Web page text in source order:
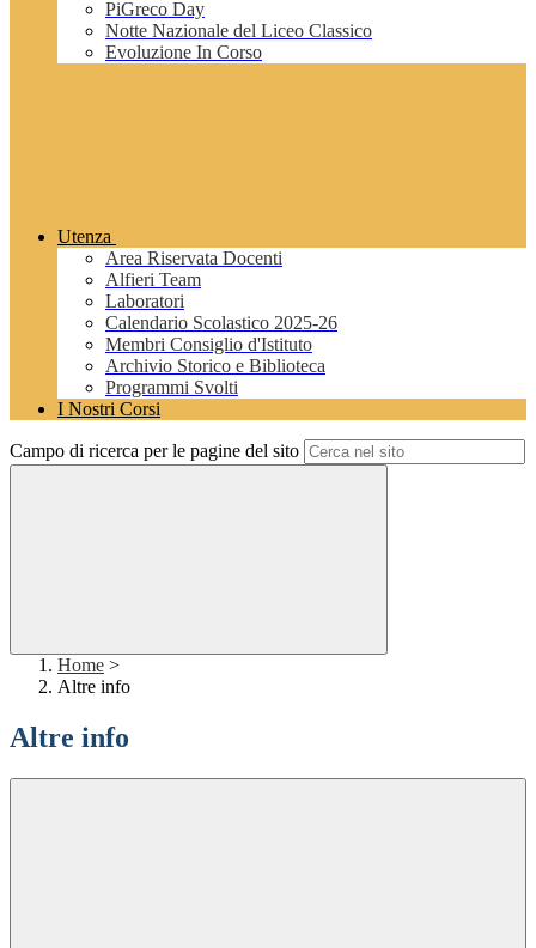
PiGreco Day
Notte Nazionale del Liceo Classico
Evoluzione In Corso
Utenza
Area Riservata Docenti
Alfieri Team
Laboratori
Calendario Scolastico 2025-26
Membri Consiglio d'Istituto
Archivio Storico e Biblioteca
Programmi Svolti
I Nostri Corsi
Campo di ricerca per le pagine del sito
Home >
Altre info
Altre info